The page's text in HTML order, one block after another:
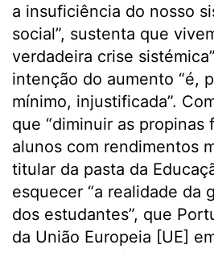
a insuficiência do nosso
social”, sustenta que
verdadeira crise
intenção do aumento “é,
mínimo, injustificada”.
que “diminuir as propinas
alunos com rendimentos
titular da pasta da
esquecer “a realidade da
dos estudantes”, que
da União Europeia [UE]